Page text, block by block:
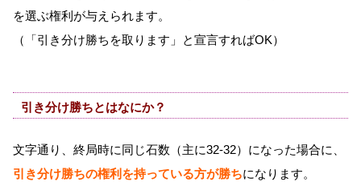
を選ぶ権利が与えられます。
（「引き分け勝ちを取ります」と宣言すればOK）
引き分け勝ちとはなにか？
文字通り、終局時に同じ石数（主に32-32）になった場合に、
引き分け勝ちの権利を持っている方が勝ちになります。